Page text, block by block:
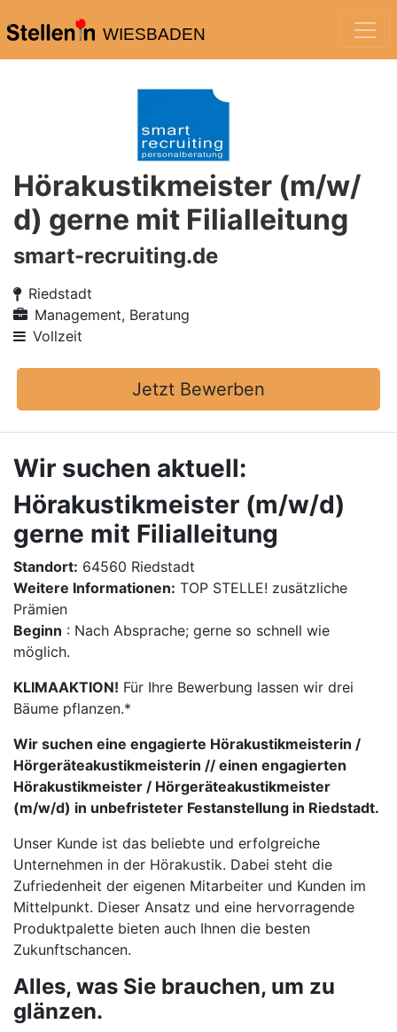
WIESBADEN
Hörakustikmeister (m/w/
d) gerne mit Filialleitung
smart-recruiting.de
Riedstadt
Management, Beratung
Vollzeit
Jetzt Bewerben
Wir suchen aktuell:
Hörakustikmeister (m/w/d)
gerne mit Filialleitung
Standort: 64560 Riedstadt
Weitere Informationen: TOP STELLE! zusätzliche
Prämien
Beginn : Nach Absprache; gerne so schnell wie
möglich.
KLIMAAKTION! Für Ihre Bewerbung lassen wir drei
Bäume pflanzen.*
Wir suchen eine engagierte Hörakustikmeisterin /
Hörgeräteakustikmeisterin // einen engagierten
Hörakustikmeister / Hörgeräteakustikmeister
(m/w/d) in unbefristeter Festanstellung in Riedstadt.
Unser Kunde ist das beliebte und erfolgreiche
Unternehmen in der Hörakustik. Dabei steht die
Zufriedenheit der eigenen Mitarbeiter und Kunden im
Mittelpunkt. Dieser Ansatz und eine hervorragende
Produktpalette bieten auch Ihnen die besten
Zukunftschancen.
Alles, was Sie brauchen, um zu
glänzen.